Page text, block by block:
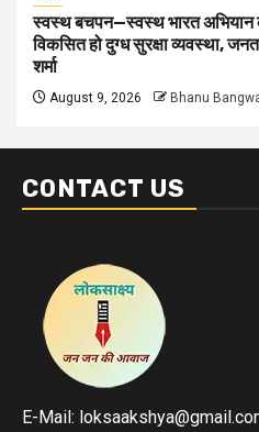
स्वस्थ बचपन—स्वस्थ भारत अभियान
विकसित हो दुग्ध सुरक्षा व्यवस्था,
शर्मा
August 9, 2026 Bhanu
CONTACT US
E-Mail: